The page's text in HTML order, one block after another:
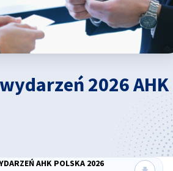
2026 AHK
AHK POLSKA 2026